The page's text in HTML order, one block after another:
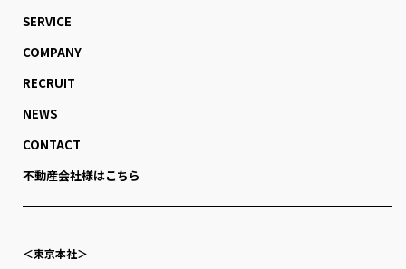
SERVICE
COMPANY
RECRUIT
NEWS
CONTACT
不動産会社様はこちら
＜東京本社＞